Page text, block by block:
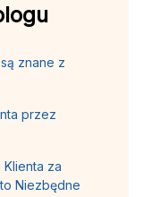
znane z
przez
Klienta za
Niezbędne